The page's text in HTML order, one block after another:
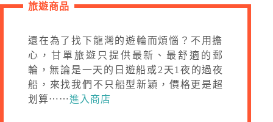
旅遊商品
還在為了找下龍灣的遊輪而煩惱？不用擔
心，甘單旅遊只提供最新、最舒適的郵
輪，無論是一天的日遊船或2天1夜的過夜
船，來找我們不只船型新穎，價格更是超
划算⋯⋯進入商店